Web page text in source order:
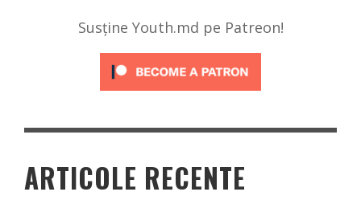
Susține Youth.md pe Patreon!
ARTICOLE RECENTE